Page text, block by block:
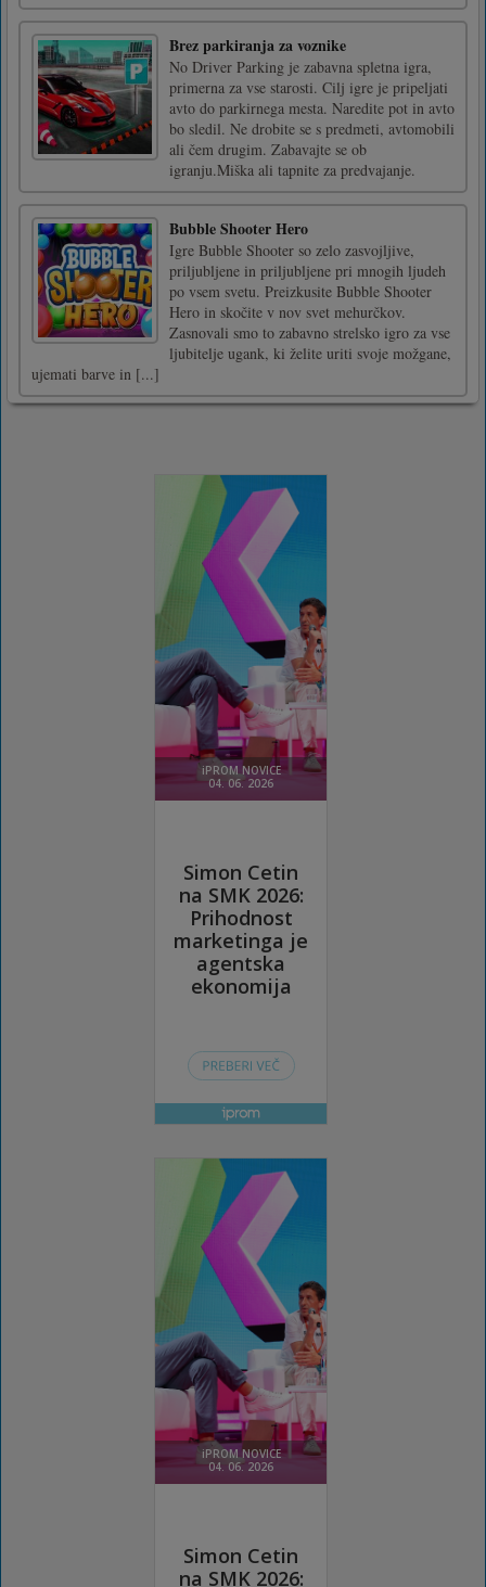
Brez parkiranja za voznike
No Driver Parking je zabavna spletna igra,
primerna za vse starosti. Cilj igre je pripeljati
avto do parkirnega mesta. Naredite pot in avto
bo sledil. Ne drobite se s predmeti, avtomobili
ali čem drugim. Zabavajte se ob
igranju.Miška ali tapnite za predvajanje.
Bubble Shooter Hero
Igre Bubble Shooter so zelo zasvojljive,
priljubljene in priljubljene pri mnogih ljudeh
po vsem svetu. Preizkusite Bubble Shooter
Hero in skočite v nov svet mehurčkov.
Zasnovali smo to zabavno strelsko igro za vse
ljubitelje ugank, ki želite uriti svoje možgane,
ujemati barve in [...]